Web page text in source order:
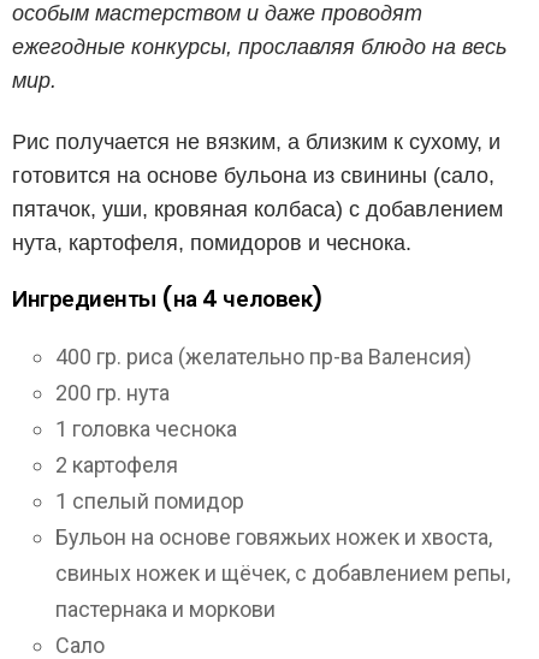
особым мастерством и даже проводят
ежегодные конкурсы, прославляя блюдо на весь
мир.
Рис получается не вязким, а близким к сухому, и
готовится на основе бульона из свинины (сало,
пятачок, уши, кровяная колбаса) с добавлением
нута, картофеля, помидоров и чеснока.
Ингредиенты (на 4 человек)
400 гр. риса (желательно пр-ва Валенсия)
200 гр. нута
1 головка чеснока
2 картофеля
1 спелый помидор
Бульон на основе говяжьих ножек и хвоста,
свиных ножек и щёчек, с добавлением репы,
пастернака и моркови
Сало